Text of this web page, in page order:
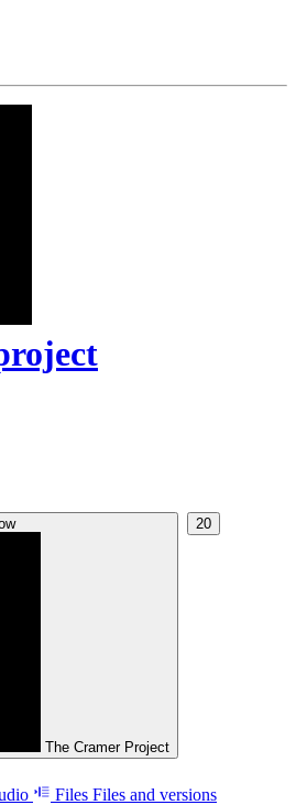
The Cramer Project
20
Files Files and versions